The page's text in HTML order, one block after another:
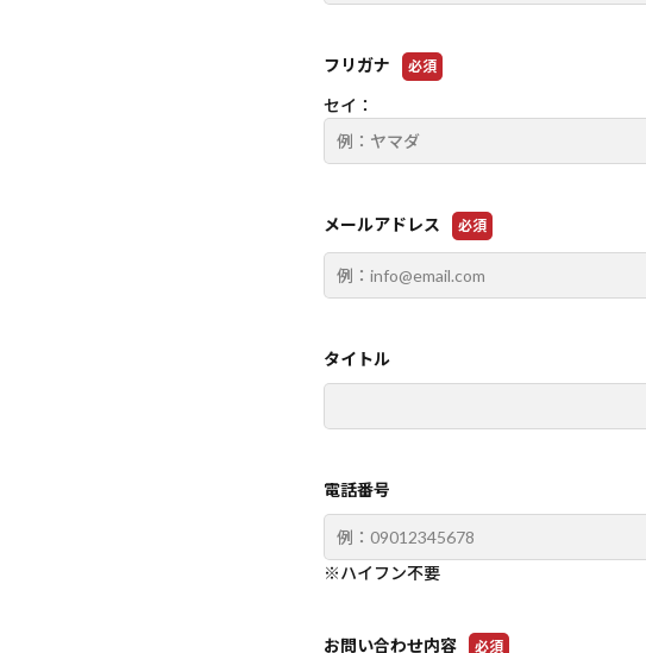
フリガナ 必須
セイ：
メールアドレス 必須
タイトル
電話番号
※ハイフン不要
お問い合わせ内容 必須